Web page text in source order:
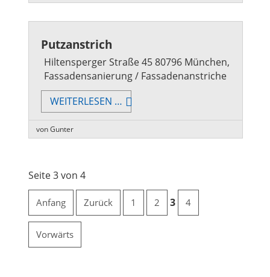
Putzanstrich
Hiltensperger Straße 45 80796 München,
Fassadensanierung / Fassadenanstriche
WEITERLESEN … PUTZANSTRICH
von Gunter
Seite 3 von 4
Anfang Zurück 1 2 3 4
Vorwärts